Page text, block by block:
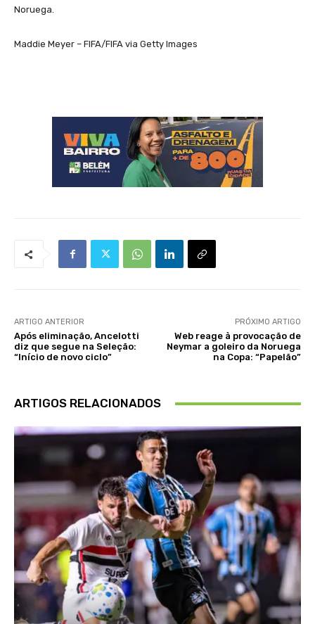
Noruega.
Maddie Meyer – FIFA/FIFA via Getty Images
ARTIGO ANTERIOR
Após eliminação, Ancelotti
diz que segue na Seleção:
“Início de novo ciclo”
PRÓXIMO ARTIGO
Web reage à provocação de
Neymar a goleiro da Noruega
na Copa: “Papelão”
ARTIGOS RELACIONADOS